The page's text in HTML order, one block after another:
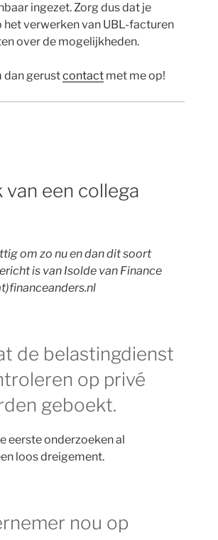
ingezet. Zorg dus dat je
verwerken van UBL-facturen
over de mogelijkheden.
dan gerustcontact met me op!
een collega
om zo nu en dan dit soort
is van Isolde van Finance
de belastingdienst
op privé
geboekt.
eerste onderzoeken al
loos dreigement.
nou op